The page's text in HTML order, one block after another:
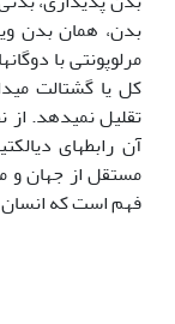
مرلوپونتی با
کل یا گشتالت
تقلیل نمی­دهد. از
آن رابطه­ای
مستقل از جهان و
فهم است که انسان به